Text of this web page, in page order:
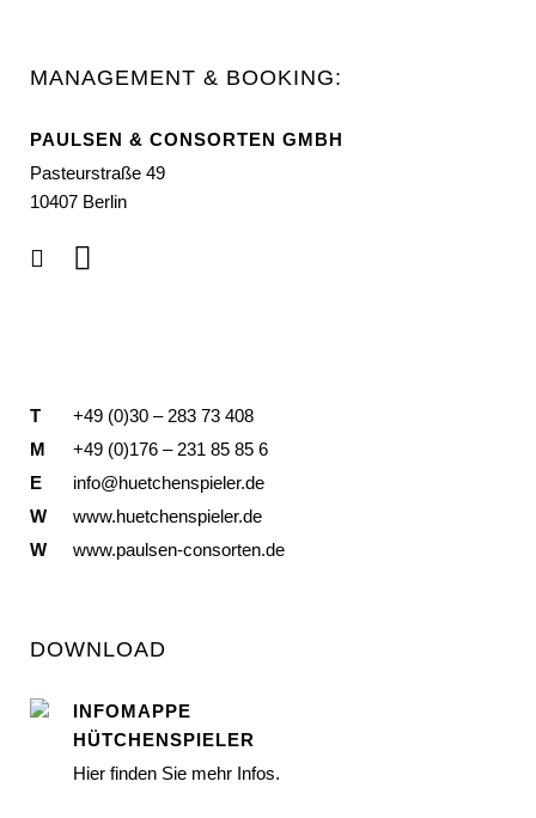
MANAGEMENT & BOOKING:
PAULSEN & CONSORTEN GMBH
Pasteurstraße 49
10407 Berlin
T
+49 (0)30 – 283 73 408
M
+49 (0)176 – 231 85 85 6
E
info@huetchenspieler.de
W
www.huetchenspieler.de
W
www.paulsen-consorten.de
DOWNLOAD
INFOMAPPE
HÜTCHENSPIELER
Hier finden Sie mehr Infos.